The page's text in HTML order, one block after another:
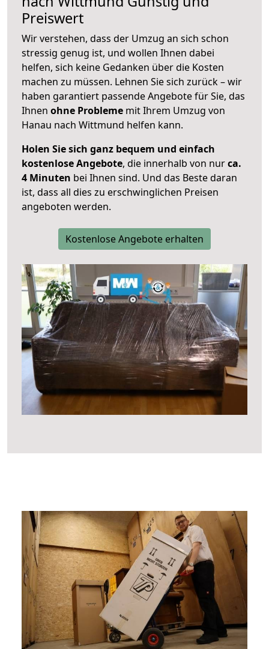
Preiswert
Wir verstehen, dass der Umzug an sich schon
stressig genug ist, und wollen Ihnen dabei
helfen, sich keine Gedanken über die Kosten
machen zu müssen. Lehnen Sie sich zurück – wir
haben garantiert passende Angebote für Sie, das
Ihnen ohne Probleme mit Ihrem Umzug von
Hanau nach Wittmund helfen kann.
Holen Sie sich ganz bequem und einfach
kostenlose Angebote, die innerhalb von nurca.
4 Minuten bei Ihnen sind. Und das Beste daran
ist, dass all dies zu erschwinglichen Preisen
angeboten werden.
Kostenlose Angebote erhalten